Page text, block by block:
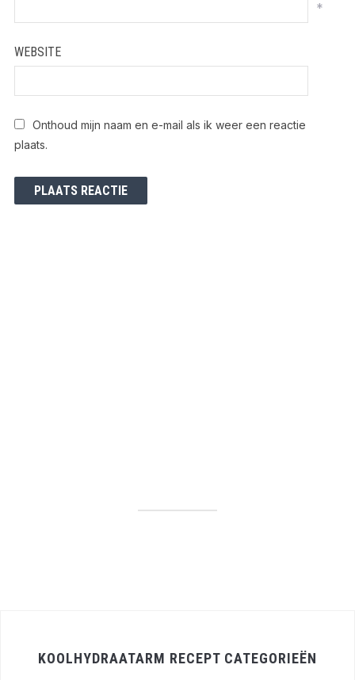
*
WEBSITE
Onthoud mijn naam en e-mail als ik weer een reactie
plaats.
KOOLHYDRAATARM RECEPT CATEGORIEËN